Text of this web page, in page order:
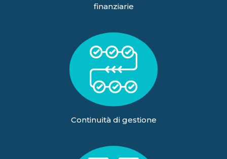
finanziarie
Continuità di gestione